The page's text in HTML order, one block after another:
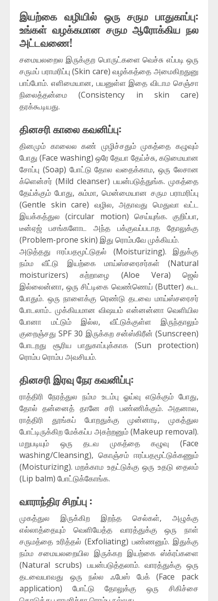
இயற்கை வழியில் ஒரு சரும பாதுகாப்பு:
உங்கள் வழக்கமான சரும ஆரோக்கிய நல
அட்டவணை!
சமையலறைல இருக்குற பொருட்களை வெச்சு எப்படி ஒரு
சருமப் பராமரிப்பு (Skin care) வழக்கத்தை அமைகிறதுனு
பாப்போம். எளிமையான, பயனுள்ள இதை விடாம செஞ்சா
நிலைத்தன்மை (Consistency in skin care)
தரக்கூடியது.
தினசரி காலை கவனிப்பு:
தினமும் காலைல கண் முழிச்சதும் முகத்தை கழுவும்
போது (Face washing) ஒரே தேயா தேய்ச்சு, கடுமையான
சோப்பு (Soap) போட்டு தோல வதைக்காம, ஒரு லேசான
க்ளென்சர் (Mild cleanser) பயன்படுத்துங்க. முகத்தை
தேய்க்கும் போது, சும்மா, மென்மையான சரும பராமரிப்பு
(Gentle skin care) வழில, அதாவது மெதுவா வட்ட
இயக்கத்துல (circular motion) செய்யுங்க. குறிப்பா,
டீன்ஏஜ் பசங்களோட அந்த பக்குவப்படாத தோலுக்கு
(Problem-prone skin) இது ரொம்பவே முக்கியம்.
அடுத்தது ஈரப்பதமூட்டுதல் (Moisturizing). இதுக்கு
நம்ம வீட்டு இயற்கை மாய்ஸ்சரைசர்கள் (Natural
moisturizers) கற்றாழை (Aloe Vera) ஜெல்
இல்லைன்னா, ஒரு சிட்டிகை வெண்ணெய் (Butter) கூட
போதும். ஒரு நாளைக்கு ரெண்டு தடவை மாய்ஸ்சரைசர்
போடலாம்.. முக்கியமான விஷயம் என்னன்னா வெளியில
போனா மட்டும் இல்ல, வீட்டுக்குள்ள இருந்தாலும்
குறைஞ்சது SPF 30 இருக்கற சன்ஸ்கிரீன் (Sunscreen)
போடறது சூரிய பாதுகாப்புக்காக (Sun protection)
ரொம்ப ரொம்ப அவசியம்.
தினசரி இரவு நேர கவனிப்பு:
ராத்திரி நேரத்துல நம்ம உடம்பு ஓய்வு எடுக்கும் போது,
தோல் தன்னைத் தானே சரி பண்ணிக்கும். அதனால,
ராத்திரி தூங்கப் போறதுக்கு முன்னாடி, முகத்துல
போட்டிருக்கிற மேக்கப்ப அகற்றனும் (Makeup removal).
மறுபடியும் ஒரு தடவ முகத்தை கழுவு (Face
washing/Cleansing), கொஞ்சம் ஈரப்பதமூட்டுக்கணும்
(Moisturizing). மறக்காம உதட்டுக்கு ஒரு உதடு தைலம்
(Lip balm) போட்டுக்கோங்க.
வாராந்திர சிறப்பு :
முகத்துல இருக்கிற இறந்த செல்கள், அழுக்கு
எல்லாத்தையும் வெளியேத்த வாரத்துக்கு ஒரு நாள்
சருமத்தை உரித்தல் (Exfoliating) பண்ணனும். இதுக்கு
நம்ம சமையலறையில இருக்கற இயற்கை ஸ்க்ரப்களை
(Natural scrubs) பயன்படுத்தலாம். வாரத்துக்கு ஒரு
தடவையாவது ஒரு நல்ல ஃபேஸ் பேக் (Face pack
application) போட்டு தோலுக்கு ஒரு சிகிச்சை